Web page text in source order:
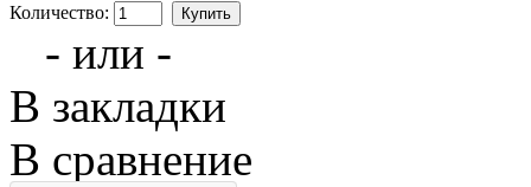
Количество:
- или -
В закладки
В сравнение